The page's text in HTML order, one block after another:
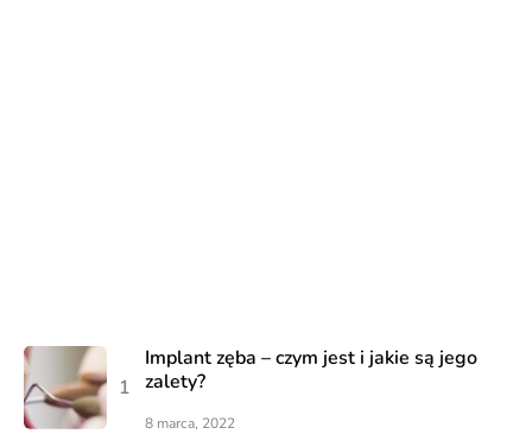
Implant zęba – czym jest i jakie są jego
zalety?
8 marca, 2022